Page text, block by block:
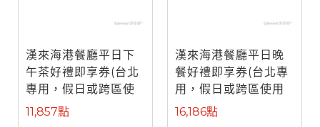
漢來海港餐廳平日下
午茶好禮即享券(台北
專用，假日或跨區使
用需補差額)
11,857點
漢來海港餐廳平日晚
餐好禮即享券(台北專
用，假日或跨區使用
需補差額)
16,186點